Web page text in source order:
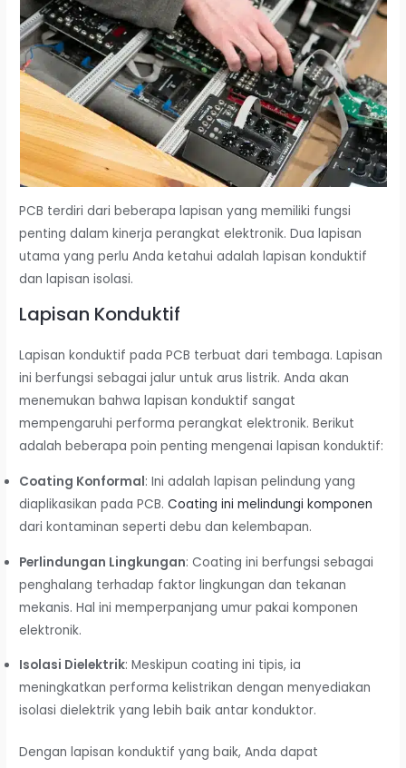
PCB terdiri dari beberapa lapisan yang memiliki fungsi
penting dalam kinerja perangkat elektronik. Dua lapisan
utama yang perlu Anda ketahui adalah lapisan konduktif
dan lapisan isolasi.
Lapisan Konduktif
Lapisan konduktif pada PCB terbuat dari tembaga. Lapisan
ini berfungsi sebagai jalur untuk arus listrik. Anda akan
menemukan bahwa lapisan konduktif sangat
mempengaruhi performa perangkat elektronik. Berikut
adalah beberapa poin penting mengenai lapisan konduktif:
Coating Konformal: Ini adalah lapisan pelindung yang
diaplikasikan pada PCB.Coating ini melindungi komponen
dari kontaminan seperti debu dan kelembapan.
Perlindungan Lingkungan: Coating ini berfungsi sebagai
penghalang terhadap faktor lingkungan dan tekanan
mekanis. Hal ini memperpanjang umur pakai komponen
elektronik.
Isolasi Dielektrik: Meskipun coating ini tipis, ia
meningkatkan performa kelistrikan dengan menyediakan
isolasi dielektrik yang lebih baik antar konduktor.
Dengan lapisan konduktif yang baik, Anda dapat